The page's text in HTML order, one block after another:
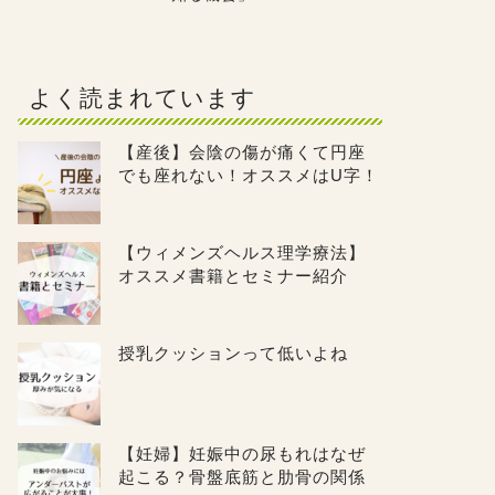
よく読まれています
【産後】会陰の傷が痛くて円座
でも座れない！オススメはU字！
【ウィメンズヘルス理学療法】
オススメ書籍とセミナー紹介
授乳クッションって低いよね
【妊婦】妊娠中の尿もれはなぜ
起こる？骨盤底筋と肋骨の関係